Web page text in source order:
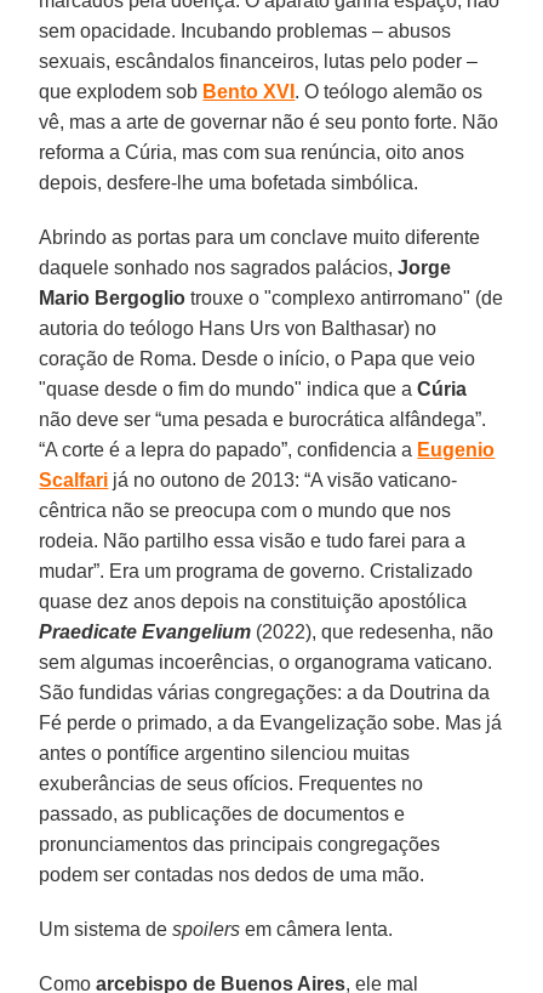
sem opacidade. Incubando problemas – abusos
sexuais, escândalos financeiros, lutas pelo poder –
que explodem sob Bento XVI . O teólogo alemão os
vê, mas a arte de governar não é seu ponto forte. Não
reforma a Cúria, mas com sua renúncia, oito anos
depois, desfere-lhe uma bofetada simbólica.
Abrindo as portas para um conclave muito diferente
daquele sonhado nos sagrados palácios, Jorge
Mario Bergoglio trouxe o "complexo antirromano" (de
autoria do teólogo Hans Urs von Balthasar) no
coração de Roma. Desde o início, o Papa que veio
"quase desde o fim do mundo" indica que aCúria
não deve ser “uma pesada e burocrática alfândega”.
“A corte é a lepra do papado”, confidencia a Eugenio
Scalfari já no outono de 2013: “A visão vaticano-
cêntrica não se preocupa com o mundo que nos
rodeia. Não partilho essa visão e tudo farei para a
mudar”. Era um programa de governo. Cristalizado
quase dez anos depois na constituição apostólica
Praedicate Evangelium (2022), que redesenha, não
sem algumas incoerências, o organograma vaticano.
São fundidas várias congregações: a da Doutrina da
Fé perde o primado, a da Evangelização sobe. Mas já
antes o pontífice argentino silenciou muitas
exuberâncias de seus ofícios. Frequentes no
passado, as publicações de documentos e
pronunciamentos das principais congregações
podem ser contadas nos dedos de uma mão.
Um sistema despoilers em câmera lenta.
Comoarcebispo de Buenos Aires, ele mal